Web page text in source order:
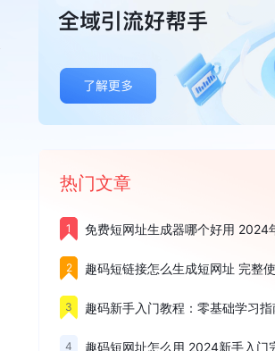
热门文章
1
2 趣码短链接怎么生成短网址 完整
3
4 趣码短网址怎么用 2024新手入门